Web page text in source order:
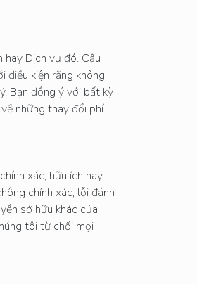
Dịch vụ đó. Cấu
điều kiện rằng không
Bạn đồng ý với bất kỳ
những thay đổi phí
xác, hữu ích hay
chính xác, lỗi đánh
sở hữu khác của
tôi từ chối mọi